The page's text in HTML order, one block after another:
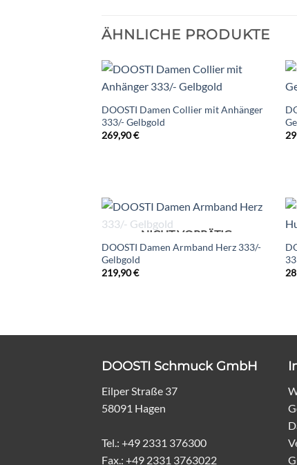
ÄHNLICHE PRODUKTE
DOOSTI Damen Collier mit Anhänger
333/- Gelbgold
269,90€
NICHT VORRÄTIG
DOOSTI Damen Armband Herz 333/-
Gelbgold
219,90€
DOOSTI Schmuck GmbH
Eilper Straße 37
58091 Hagen
Tel.: +49 2331 376300
Fax.: +49 2331 3763022